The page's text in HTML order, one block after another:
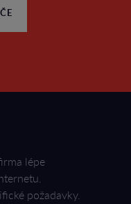
lépe
požadavky.